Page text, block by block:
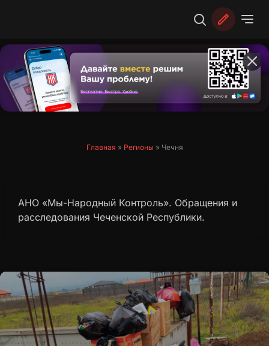
Главная » Регионы » Чечня
АНО «Мы-Народный Контроль». Обращения и
расследования Чеченской Республики.